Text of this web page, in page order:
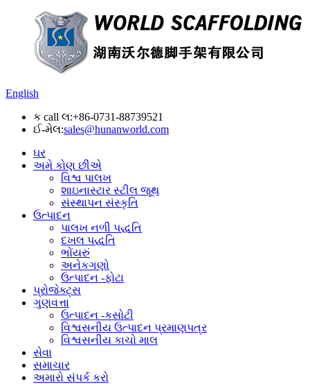
English
ક call લ:+86-0731-88739521
ઈ-મેલ:sales@hunanworld.com
ઘર
અમે કોણ છીએ
વિશ્વ પાલખ
શાઇનાસ્ટાર સ્ટીલ જૂથ
સંસ્થાપન સંસ્કૃતિ
ઉત્પાદન
પાલખ નળી પદ્ધતિ
દખલ પદ્ધતિ
ભોંયરું
અનેકગણો
ઉત્પાદન -ફોટા
પ્રોજેક્ટ્સ
ગુણવત્તા
ઉત્પાદન -કસોટી
વિશ્વસનીય ઉત્પાદન પ્રમાણપત્ર
વિશ્વસનીય કાચો માલ
સેવા
સમાચાર
અમારો સંપર્ક કરો